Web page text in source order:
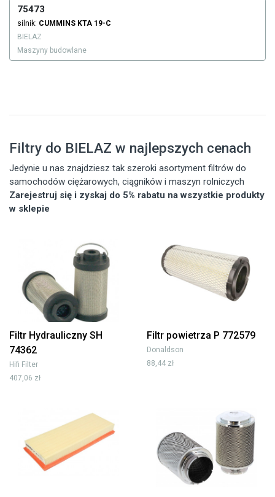
75473
silnik: CUMMINS KTA 19-C
BIELAZ
Maszyny budowlane
Filtry do BIELAZ w najlepszych cenach
Jedynie u nas znajdziesz tak szeroki asortyment filtrów do
samochodów ciężarowych, ciągników i maszyn rolniczych
Zarejestruj się i zyskaj do 5% rabatu na wszystkie produkty
w sklepie
Filtr Hydrauliczny SH
74362
Hifi Filter
407,06 zł
Filtr powietrza P 772579
Donaldson
88,44 zł